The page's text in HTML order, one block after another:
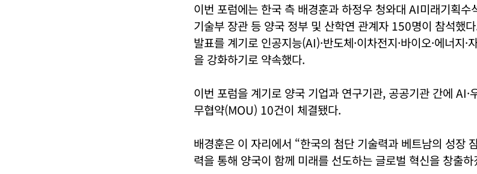
이번 포럼에는 한국 측 배경훈과 하정우 청와대 AI미래기획
기술부 장관 등 양국 정부 및 산학연 관계자 150명이 참석했
발표를 계기로 인공지능(AI)·반도체·이차전지·바이오·에너지
을 강화하기로 약속했다.
이번 포럼을 계기로 양국 기업과 연구기관, 공공기관 간에 AI·
무협약(MOU) 10건이 체결됐다.
배경훈은 이 자리에서 “한국의 첨단 기술력과 베트남의 성장
력을 통해 양국이 함께 미래를 선도하는 글로벌 혁신을 창출